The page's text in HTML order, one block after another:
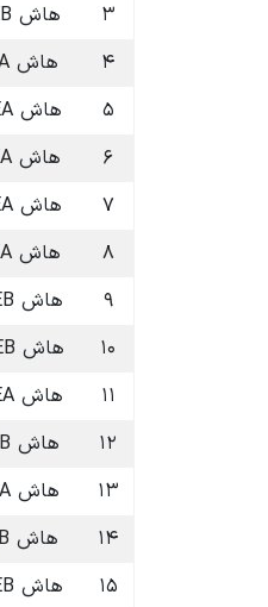
۳
هاش HEB سایز ۷۰
۴
هاش HEA سایز ۱۰
۵
هاش HEA سایز ۵۵
۶
هاش HEA سایز ۸۰
۷
هاش HEA سایز ۳۰
۸
هاش HEA سایز ۲۲
۹
هاش HEB سایز ۳۶
۱۰
هاش HEB سایز ۳۴
۱۱
هاش HEA سایز ۴۵
۱۲
هاش HEB سایز ۶۰
۱۳
هاش HEA سایز ۱۶
۱۴
هاش HEB سایز ۱۰
۱۵
هاش HEB سایز ۳۲